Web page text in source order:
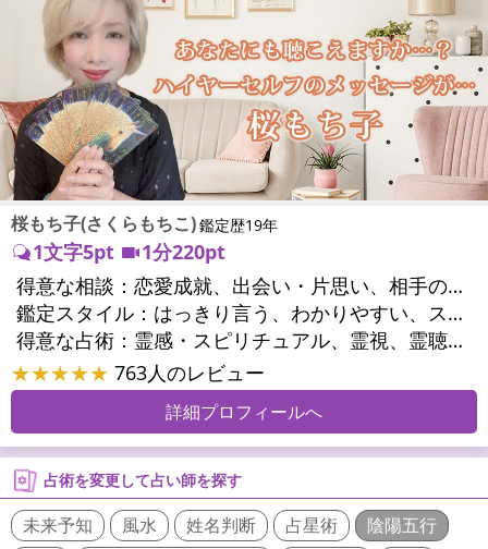
桜もち子(さくらもちこ)鑑定歴19年
1文字5pt
1分220pt
得意な相談：
恋愛成就、出会い・片思い、相手の気持ち、相性、縁結び、結婚、二人の今後、複雑な恋愛、三角関係、略奪愛、浮気、不倫、復活愛、復縁、同性愛・LGBT、人間関係、対人関係、仕事運、転職、人生全般、経営相談、ビジネスチャンス、ビジネスパートナー、家族関係、夫婦関係、家庭問題、心の問題、うつ、いじめ、人生相談、霊的問題、ご先祖様、守護霊様、魂の本質、パワーストーン選択、開運指導、金運、縁切り
鑑定スタイル：
はっきり言う、わかりやすい、スピード鑑定、具体的、的確、納得感、聞き上手、とても話しやすい、じっくり聞いてくれる、愛にあふれ温かい、勇気をくれる、前向き・元気になれる、実力派
得意な占術：
霊感・スピリチュアル、霊視、霊聴、未来予知、前世・来世、波動修正、エネルギー調整、ソウルメイト、チャクラ、チャネリング、タロット、オラクルカード、姓名判断、九星気学、四柱推命、カラー診断、夢診断、易学、陰陽五行、祈祷、祈願、縁結び、除霊、縁切り、パワーストーン、水晶、ヒーリング
★★★★★ 763人のレビュー
詳細プロフィールへ
占術を変更して占い師を探す
未来予知 風水 姓名判断 占星術
陰陽五行